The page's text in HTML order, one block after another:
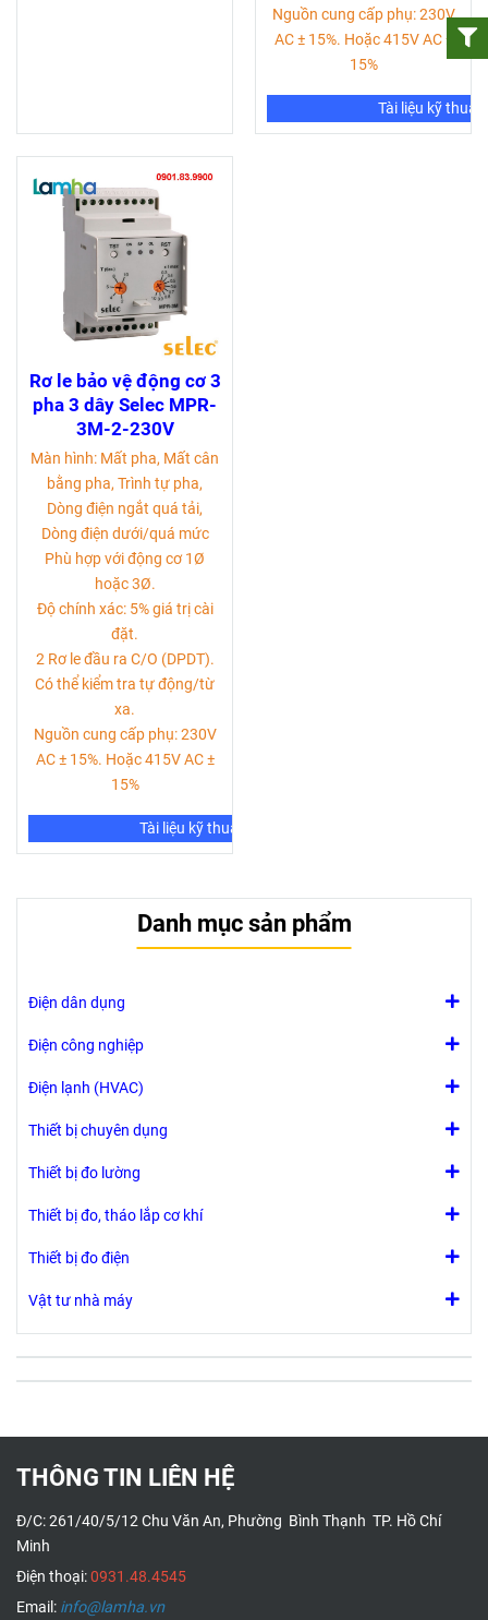
Nguồn cung cấp phụ: 230V
AC ± 15%. Hoặc 415V AC ±
15%
Tài liệu kỹ thuật
Rơ le bảo vệ động cơ 3
pha 3 dây Selec MPR-
3M-2-230V
Màn hình: Mất pha, Mất cân
bằng pha, Trình tự pha,
Dòng điện ngắt quá tải,
Dòng điện dưới/quá mức
Phù hợp với động cơ 1Ø
hoặc 3Ø.
Độ chính xác: 5% giá trị cài
đặt.
2 Rơ le đầu ra C/O (DPDT).
Có thể kiểm tra tự động/từ
xa.
Nguồn cung cấp phụ: 230V
AC ± 15%. Hoặc 415V AC ±
15%
Tài liệu kỹ thuật
Danh mục sản phẩm
Điện dân dụng
Điện công nghiệp
Điện lạnh (HVAC)
Thiết bị chuyên dụng
Thiết bị đo lường
Thiết bị đo, tháo lắp cơ khí
Thiết bị đo điện
Vật tư nhà máy
THÔNG TIN LIÊN HỆ
Đ/C: 261/40/5/12 Chu Văn An, Phường Bình Thạnh TP. Hồ Chí
Minh
Điện thoại:0931.48.4545
Email: info@lamha.vn